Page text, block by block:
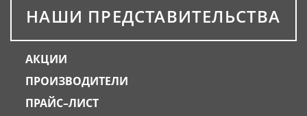
НАШИ ПРЕДСТАВИТЕЛЬСТВА
АКЦИИ
ПРОИЗВОДИТЕЛИ
ПРАЙС–ЛИСТ